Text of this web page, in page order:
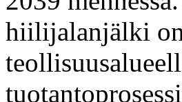
hiilijalanjälki